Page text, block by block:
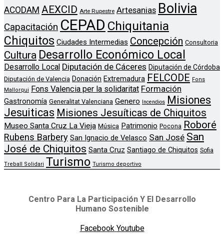
ACODAM AEXCID Arte Rupestre Artesanias Bolivia
Capacitación CEPAD Chiquitania
Chiquitos Ciudades Intermedias Concepción Consultoria
Cultura Desarrollo Económico Local
Desarrollo Local Diputación de Cáceres Diputación de Córdoba
Diputación de Valencia Donación Extremadura FELCODE Fons
Mallorqui
Fons Valencia per la solidaritat Formación
Gastronomía Generalitat Valenciana Genero Incendios
Misiones
Jesuiticas Misiones Jesuíticas de Chiquitos
Museo Santa Cruz La Vieja Música Patrimonio Pocona Roboré
Rubens Barbery San Ignacio de Velasco San José San
José de Chiquitos Santa Cruz Santiago de Chiquitos Sofia
Treball Solidari Turismo Turismo deportivo
Centro Para La Participación Y El Desarrollo
Humano Sostenible
Facebook Youtube